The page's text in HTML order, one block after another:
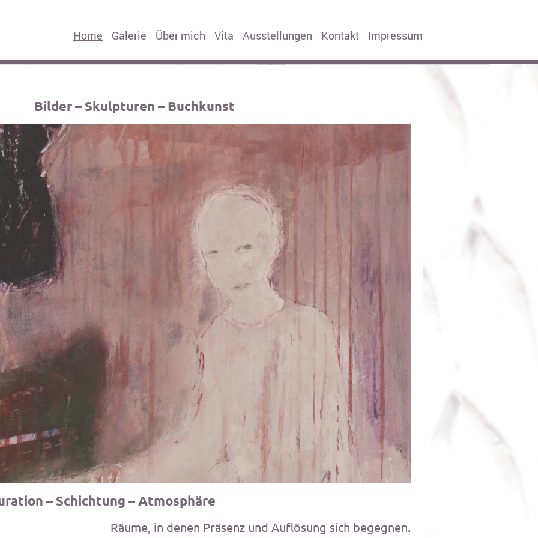
Home Galerie Über mich Vita Ausstellungen Kontakt Impressum
Bilder – Skulpturen – Buchkunst
– Schichtung – Atmosphäre
Räume, in denen Präsenz und Auflösung sich begegnen.